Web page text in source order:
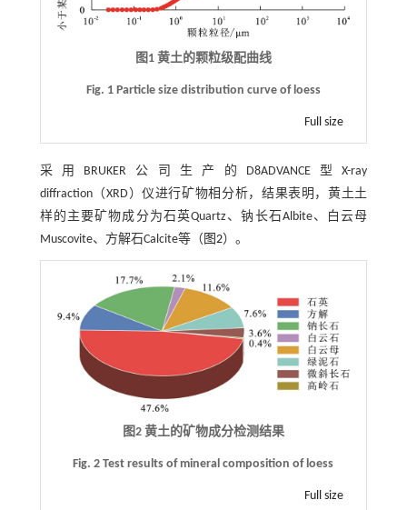
图1 黄土的颗粒级配曲线
Fig. 1 Particle size distribution curve of loess
Full size
采用BRUKER公司生产的D8ADVANCE型X-ray
diffraction（XRD）仪进行矿物相分析，结果表明，黄土土
样的主要矿物成分为石英Quartz、钠长石Albite、白云母
Muscovite、方解石Calcite等（ 图2）。
图2 黄土的矿物成分检测结果
Fig. 2 Test results of mineral composition of loess
Full size